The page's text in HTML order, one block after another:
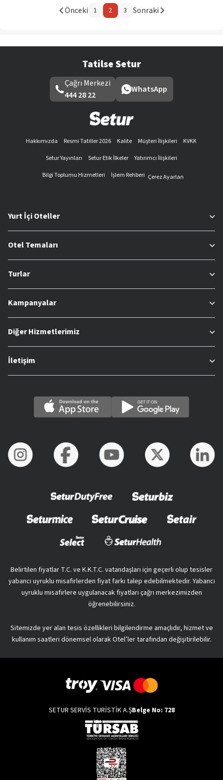
Önceki 1 2 3 Sonraki
Tatilse Setur
Çağrı Merkezi
444 28 22
WhatsApp
Hakkımızda Resmi Tatiller 2026 Kalite Müşteri İlişkileri
KVKK
Setur Yayınları
Setur Etik İlkeler
Yatırımcı İlişkileri
Bilgi Toplumu Hizmetleri
İşlem Rehberi Çerez Ayarları
Yurt İçi Oteller
Otel Temaları
Turlar
Kampanyalar
Diğer Hizmetlerimiz
İletişim
Belirtilen fiyatlar T.C. ve K.K.T.C. vatandaşları için geçerli olup tesisler
yabancı uyruklu misafirlerden fiyat farkı talep edebilmektedir. Yabancı
uyruklu misafirlere uygulanacak fiyatları çağrı merkezimizden
öğrenebilirsiniz.
Sitemizde yer alan tesis özellikleri bilgilendirme amaçlıdır, hizmet ve
kullanım saatleri dönemsel olarak Otel’ler tarafından değişitirilebilir.
SETUR SERVİS TURİSTİK A.ŞBelge No: 728